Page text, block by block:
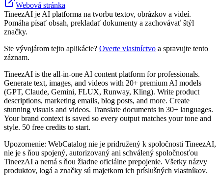
Webová stránka
TineezAI je AI platforma na tvorbu textov, obrázkov a videí.
Pomáha písať obsah, prekladať dokumenty a zachovávať štýl
značky.
Ste vývojárom tejto aplikácie? Overte vlastníctvo a spravujte tento
záznam.
TineezAI is the all-in-one AI content platform for professionals.
Generate text, images, and videos with 20+ premium AI models
(GPT, Claude, Gemini, FLUX, Runway, Kling). Write product
descriptions, marketing emails, blog posts, and more. Create
stunning visuals and videos. Translate documents in 30+ languages.
Your brand context is saved so every output matches your tone and
style. 50 free credits to start.
Upozornenie: WebCatalog nie je pridružený k spoločnosti TineezAI,
nie je s ňou spojený, autorizovaný ani schválený spoločnosťou
TineezAI a nemá s ňou žiadne oficiálne prepojenie. Všetky názvy
produktov, logá a značky sú majetkom ich príslušných vlastníkov.